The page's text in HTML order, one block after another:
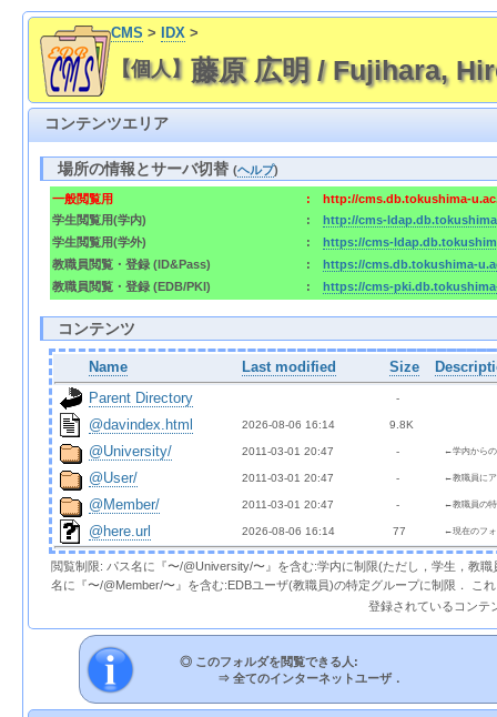
CMS > IDX>
【個人】 藤原 広明 / Fujihara,
コンテンツエリア
場所の情報とサーバ切替(ヘルプ)
一般閲覧用 :
http://cms.db.tokushima-
学生閲覧用(学内)
:
http://cms-
学生閲覧用(学外)
:
https://cms-
教職員閲覧・登録 (ID&Pass)
:
https://cms.db.tokushima-
教職員閲覧・登録 (EDB/PKI)
: https://cms-
コンテンツ
Name Last modified Size
Parent Directory
  -
@davindex.html 2026-08-06 16:14 9.8K
@University/ 2011-03-01 20:47
  -
←学内から
@User/ 2011-03-01 20:47
  -
←教職員に
@Member/ 2011-03-01 20:47
  -
←教職員の
@here.url 2026-08-06 16:14 77 ←現在のフ
閲覧制限: パス名に『〜/@University/〜』を含む:学内に制限(ただし，学生，教
名に『〜/@Member/〜』を含む:EDBユーザ(教職員)の特定グループに制限． こ
登録されているコンテ
◎ このフォルダを閲覧できる人:
⇒ 全てのインターネットユーザ．